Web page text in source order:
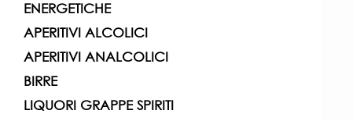
ENERGETICHE
APERITIVI ALCOLICI
APERITIVI ANALCOLICI
BIRRE
LIQUORI GRAPPE SPIRITI